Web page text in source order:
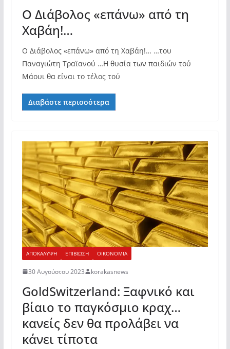
O Διάβολος «επάνω» από τη
Χαβάη!…
O Διάβολος «επάνω» από τη Χαβάη!… …του
Παναγιώτη Τραϊανού …Η θυσία των παιδιών τού
Μάουι θα είναι το τέλος τού
Διαβάστε περισσότερα
ΑΠΟΚΑΛΥΨΗ ΕΠΙΒΙΩΣΗ ΟΙΚΟΝΟΜΙΑ
30 Αυγούστου 2023 korakasnews
GoldSwitzerland: Ξαφνικό και
βίαιο το παγκόσμιο κραχ…
κανείς δεν θα προλάβει να
κάνει τίποτα